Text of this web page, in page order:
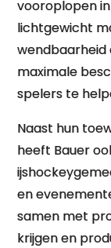
vooroplopen
lichtgewicht
maximale
spelers te
Naast hun
heeft Bauer
en
samen met
krijgen en